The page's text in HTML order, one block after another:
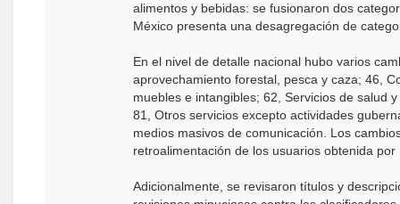
alimentos y bebidas: se fusionaron dos
México presenta una desagregación de
En el nivel de detalle nacional hubo varios
aprovechamiento forestal, pesca y caza; 46,
muebles e intangibles; 62, Servicios de salud
81, Otros servicios excepto actividades
medios masivos de comunicación. Los
retroalimentación de los usuarios obtenida
Adicionalmente, se revisaron títulos y